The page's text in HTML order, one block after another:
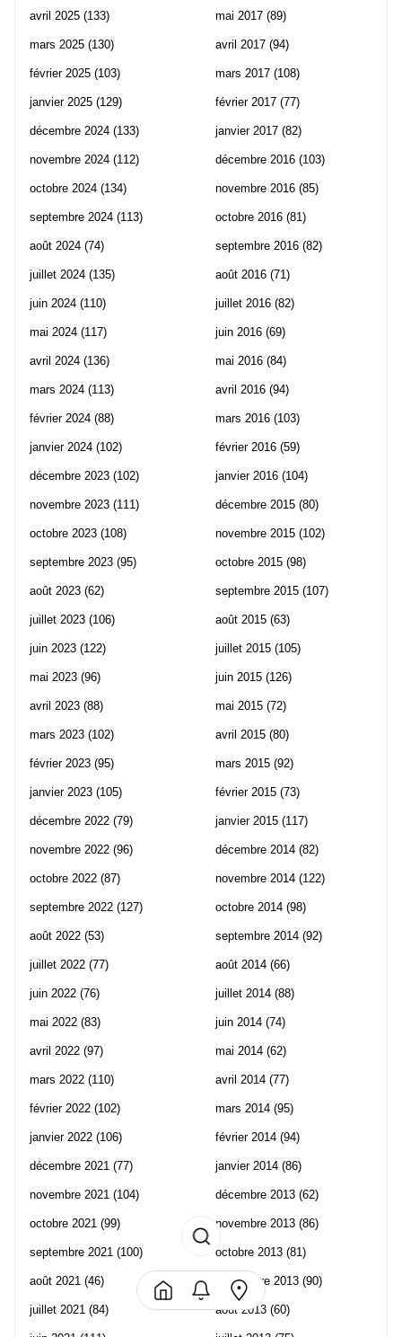
avril 2025 (133)
mars 2025 (130)
février 2025 (103)
janvier 2025 (129)
décembre 2024 (133)
novembre 2024 (112)
octobre 2024 (134)
septembre 2024 (113)
août 2024 (74)
juillet 2024 (135)
juin 2024 (110)
mai 2024 (117)
avril 2024 (136)
mars 2024 (113)
février 2024 (88)
janvier 2024 (102)
décembre 2023 (102)
novembre 2023 (111)
octobre 2023 (108)
septembre 2023 (95)
août 2023 (62)
juillet 2023 (106)
juin 2023 (122)
mai 2023 (96)
avril 2023 (88)
mars 2023 (102)
février 2023 (95)
janvier 2023 (105)
décembre 2022 (79)
novembre 2022 (96)
octobre 2022 (87)
septembre 2022 (127)
août 2022 (53)
juillet 2022 (77)
juin 2022 (76)
mai 2022 (83)
avril 2022 (97)
mars 2022 (110)
février 2022 (102)
janvier 2022 (106)
décembre 2021 (77)
novembre 2021 (104)
octobre 2021 (99)
septembre 2021 (100)
août 2021 (46)
juillet 2021 (84)
mai 2017 (89)
avril 2017 (94)
mars 2017 (108)
février 2017 (77)
janvier 2017 (82)
décembre 2016 (103)
novembre 2016 (85)
octobre 2016 (81)
septembre 2016 (82)
août 2016 (71)
juillet 2016 (82)
juin 2016 (69)
mai 2016 (84)
avril 2016 (94)
mars 2016 (103)
février 2016 (59)
janvier 2016 (104)
décembre 2015 (80)
novembre 2015 (102)
octobre 2015 (98)
septembre 2015 (107)
août 2015 (63)
juillet 2015 (105)
juin 2015 (126)
mai 2015 (72)
avril 2015 (80)
mars 2015 (92)
février 2015 (73)
janvier 2015 (117)
décembre 2014 (82)
novembre 2014 (122)
octobre 2014 (98)
septembre 2014 (92)
août 2014 (66)
juillet 2014 (88)
juin 2014 (74)
mai 2014 (62)
avril 2014 (77)
mars 2014 (95)
février 2014 (94)
janvier 2014 (86)
décembre 2013 (62)
novembre 2013 (86)
octobre 2013 (81)
septembre 2013 (90)
août 2013 (60)